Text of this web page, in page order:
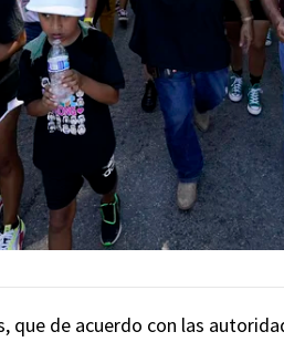
que de acuerdo con las